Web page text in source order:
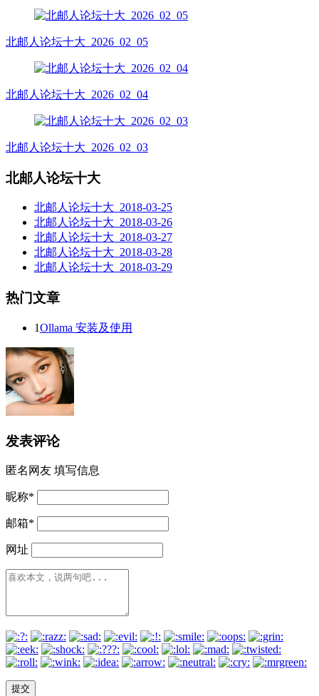
北邮人论坛十大_2026_02_05
北邮人论坛十大_2026_02_04
北邮人论坛十大_2026_02_03
北邮人论坛十大
北邮人论坛十大_2018-03-25
北邮人论坛十大_2018-03-26
北邮人论坛十大_2018-03-27
北邮人论坛十大_2018-03-28
北邮人论坛十大_2018-03-29
热门文章
1Ollama 安装及使用
发表评论
匿名网友 填写信息
昵称*
邮箱*
网址